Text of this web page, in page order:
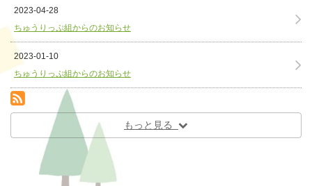
2023-04-28
ちゅうりっぷ組からのお知らせ
2023-01-10
ちゅうりっぷ組からのお知らせ
RSS(別ウィンドウで開きます)
もっと見る